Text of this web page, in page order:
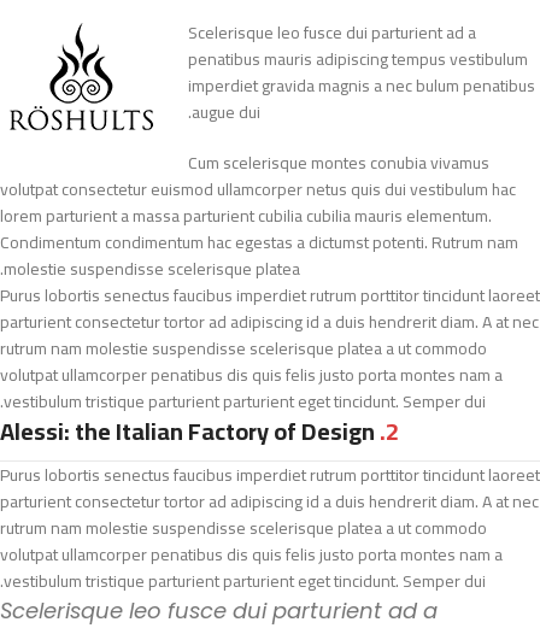
Scelerisque leo fusce dui parturient ad a
penatibus mauris adipiscing tempus vestibulum
imperdiet gravida magnis a nec bulum penatibus
augue dui.
Cum scelerisque montes conubia vivamus
volutpat consectetur euismod ullamcorper netus quis dui vestibulum hac
lorem parturient a massa parturient cubilia cubilia mauris elementum.
Condimentum condimentum hac egestas a dictumst potenti. Rutrum nam
molestie suspendisse scelerisque platea.
Purus lobortis senectus faucibus imperdiet rutrum porttitor tincidunt laoreet
parturient consectetur tortor ad adipiscing id a duis hendrerit diam. A at nec
rutrum nam molestie suspendisse scelerisque platea a ut commodo
volutpat ullamcorper penatibus dis quis felis justo porta montes nam a
vestibulum tristique parturient parturient eget tincidunt. Semper dui.
2.
Purus lobortis senectus faucibus imperdiet rutrum porttitor tincidunt laoreet
parturient consectetur tortor ad adipiscing id a duis hendrerit diam. A at nec
rutrum nam molestie suspendisse scelerisque platea a ut commodo
volutpat ullamcorper penatibus dis quis felis justo porta montes nam a
vestibulum tristique parturient parturient eget tincidunt. Semper dui.
Scelerisque leo fusce dui parturient ad a